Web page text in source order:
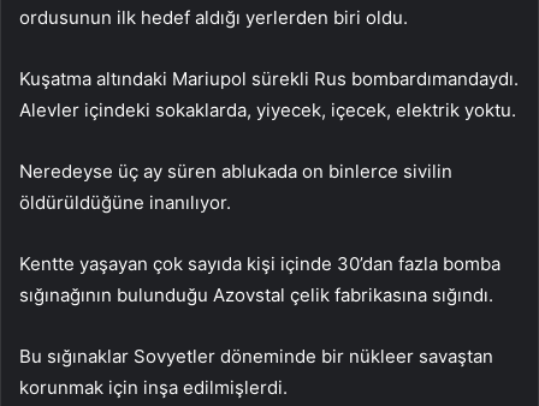
ordusunun ilk hedef aldığı yerlerden biri oldu.
Kuşatma altındaki Mariupol sürekli Rus bombardımandaydı.
Alevler içindeki sokaklarda, yiyecek, içecek, elektrik yoktu.
Neredeyse üç ay süren ablukada on binlerce sivilin
öldürüldüğüne inanılıyor.
Kentte yaşayan çok sayıda kişi içinde 30’dan fazla bomba
sığınağının bulunduğu Azovstal çelik fabrikasına sığındı.
Bu sığınaklar Sovyetler döneminde bir nükleer savaştan
korunmak için inşa edilmişlerdi.